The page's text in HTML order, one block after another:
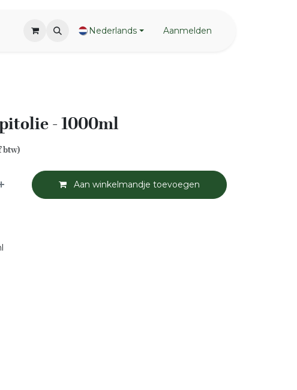
Nederlands Aanmelden
- 1000ml
btw)
Aan winkelmandje toevoegen